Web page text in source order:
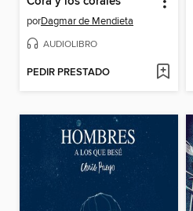
porDagmar de Mendieta
AUDIOLIBRO
PEDIR PRESTADO